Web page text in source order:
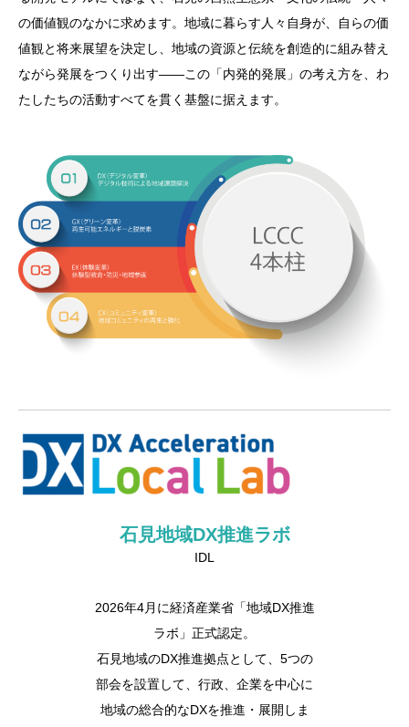
の価値観のなかに求めます。地域に暮らす人々自身が、自らの価
値観と将来展望を決定し、地域の資源と伝統を創造的に組み替え
ながら発展をつくり出す――この「内発的発展」の考え方を、わ
たしたちの活動すべてを貫く基盤に据えます。
一人ひとりが力量を発揮できる「学びと実践の場」であり続けま
す。
なく、地域の将来を構想する力の源泉として翻訳する。
二．結いを、新しい連携の作法へ ― 自治会・講・結いの互助の
型を、自治体・大学・企業・住民をつなぐ現代の官民連携の作法
へと組み替える。「私たち」を主語とする中立の器として120を
など石見に蓄積された技術を、DX/GXによって次代の競争力へと
再創造する。
四．学びを、地域に根づく力へ ― 地域の教育機関と手を携え、
DX・GX・イノベーションを担う人を育てる。人材の域外流出
を、地域に根づく人の循環へと変える。
⑤コミュニケーションを尽くす
⑥機会に焦点を合わせる
⑦会議の生産性を高める
⑧「私」ではなく「私たち」を主語とする
石見地域DX推進ラボ
IDL
2026年4月に経済産業省「地域DX推進
ラボ」正式認定。
石見地域のDX推進拠点として、5つの
部会を設置して、行政、企業を中心に
地域の総合的なDXを推進・展開しま